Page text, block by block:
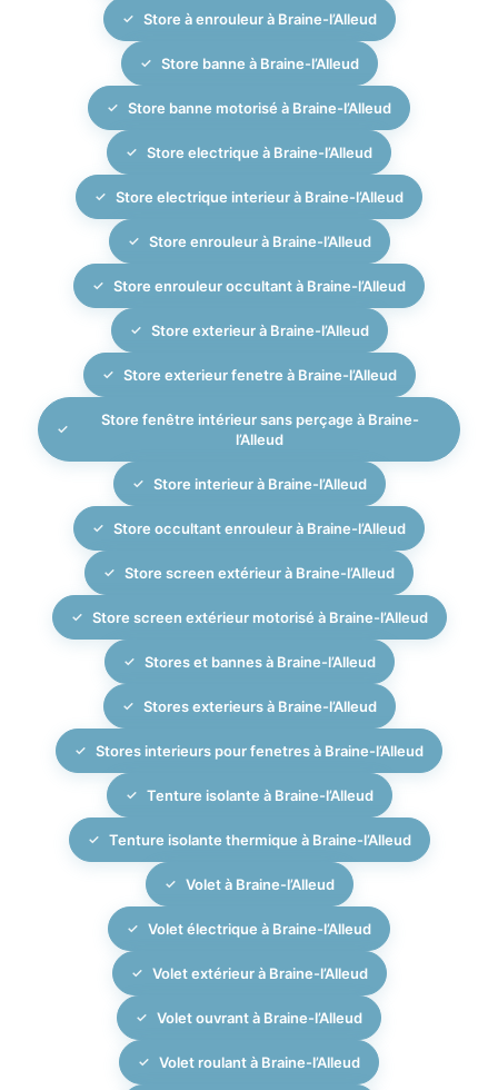
élégant et durable.Store à enrouleur à Braine-l’Alleud
Store banne à Braine-l’Alleud
Store banne motorisé à Braine-l’Alleud
Store electrique à Braine-l’Alleud
Store electrique interieur à Braine-l’Alleud
Store enrouleur à Braine-l’Alleud
Store enrouleur occultant à Braine-l’Alleud
Store exterieur à Braine-l’Alleud
Store exterieur fenetre à Braine-l’Alleud
Store fenêtre intérieur sans perçage à Braine-
l’Alleud
Store interieur à Braine-l’Alleud
Store occultant enrouleur à Braine-l’Alleud
Store screen extérieur à Braine-l’Alleud
Store screen extérieur motorisé à Braine-l’Alleud
Stores et bannes à Braine-l’Alleud
Stores exterieurs à Braine-l’Alleud
Stores interieurs pour fenetres à Braine-l’Alleud
Tenture isolante à Braine-l’Alleud
Tenture isolante thermique à Braine-l’Alleud
Volet à Braine-l’Alleud
Volet électrique à Braine-l’Alleud
Volet extérieur à Braine-l’Alleud
Volet ouvrant à Braine-l’Alleud
Volet roulant à Braine-l’Alleud